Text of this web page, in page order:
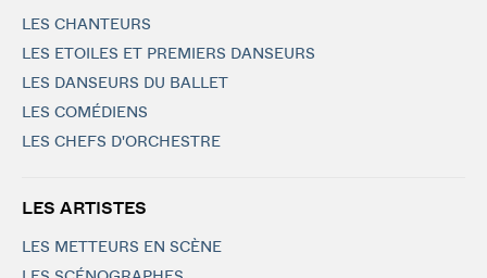
LES CHANTEURS
LES ETOILES ET PREMIERS DANSEURS
LES DANSEURS DU BALLET
LES COMÉDIENS
LES CHEFS D'ORCHESTRE
LES ARTISTES
LES METTEURS EN SCÈNE